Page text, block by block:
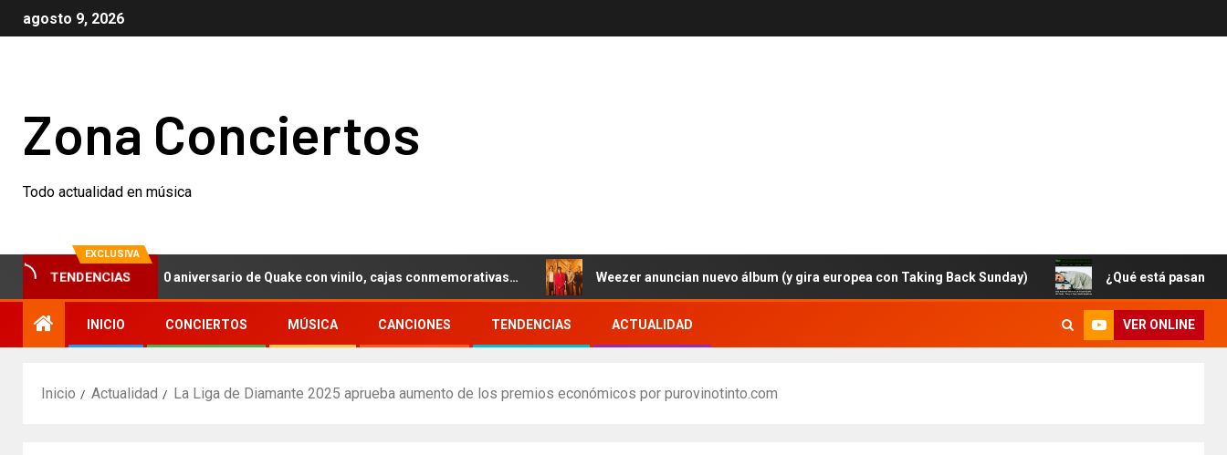
agosto 9, 2026
Zona Conciertos
Todo actualidad en música
EXCLUSIVA
TENDENCIAS
Nails celebran el 30 aniversario de Quake con vinilo, cajas conmemorativas… Weezer anuncian nuevo álbum (y gira europea con Taking Back Sunday) ¿Qué está pasando con
INICIO CONCIERTOS MÚSICA CANCIONES TENDENCIAS ACTUALIDAD VER ONLINE
Inicio Actualidad La Liga de Diamante 2025 aprueba aumento de los premios económicos por purovinotinto.com